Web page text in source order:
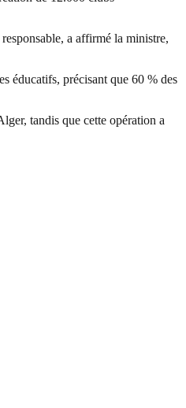
a affirmé la ministre,
éducatifs, précisant que 60 % des
tandis que cette opération a